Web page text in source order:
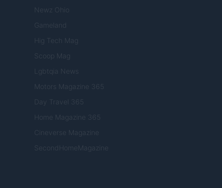
Newz Ohio
Gameland
Hig Tech Mag
Scoop Mag
Lgbtqia News
Motors Magazine 365
Day Travel 365
Home Magazine 365
Cineverse Magazine
SecondHomeMagazine